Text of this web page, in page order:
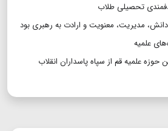
تحصیلی طلاب
مدیریت، معنویت و ارادت به رهبری بود
علمیه قم از سپاه پاسداران انقلاب